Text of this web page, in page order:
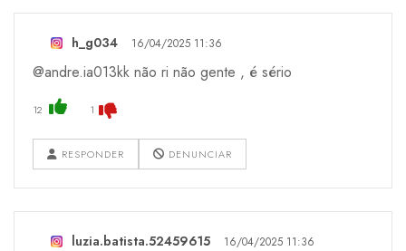
h_g034 16/04/2025 11:36
@andre.ia013kk não ri não gente , é sério
12 1
RESPONDER DENUNCIAR
luzia.batista.52459615 16/04/2025 11:36